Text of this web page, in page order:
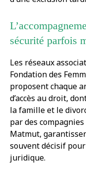
sécurité parfois
Les réseaux
Fondation des
proposent chaque
d’accès au droit,
la famille et le
par des
Matmut,
souvent décisif
juridique.